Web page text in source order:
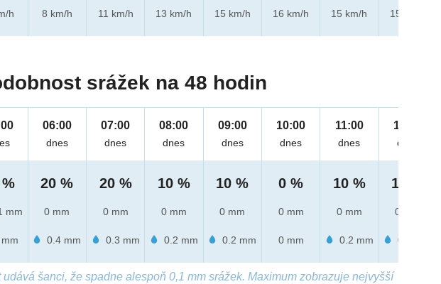
h
8 km/h
11 km/h
13 km/h
15 km/h
16 km/h
15 km/h
15 km/h
srážek na 48 hodin
mm
06:00
dnes
20 %
0 mm
0.4 mm
07:00
dnes
20 %
0 mm
0.3 mm
08:00
dnes
10 %
0 mm
0.2 mm
09:00
dnes
10 %
0 mm
0.2 mm
10:00
dnes
0 %
0 mm
0 mm
11:00
dnes
10 %
0 mm
0.2 mm
12:00
dnes
10 %
0 mm
0.2 mm
šanci, že spadne alespoň 0,1 mm srážek. Maximum zobrazuje nejvyšší